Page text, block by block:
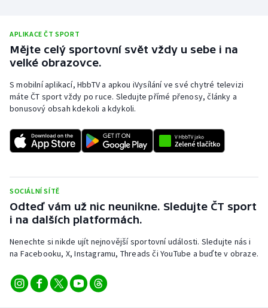
Rychlostní kanoistika
Short track
Sportovní střelba
Stolní tenis
Vodní slalom
Volejbal
Ostatní
APLIKACE ČT SPORT
Mějte celý sportovní svět vždy u sebe i na
velké obrazovce.
S mobilní aplikací, HbbTV a apkou iVysílání ve své chytré televizi
máte ČT sport vždy po ruce. Sledujte přímé přenosy, články a
bonusový obsah kdekoli a kdykoli.
SOCIÁLNÍ SÍTĚ
Odteď vám už nic neunikne. Sledujte ČT sport
i na dalších platformách.
Nenechte si nikde ujít nejnovější sportovní události. Sledujte nás i
na Facebooku, X, Instagramu, Threads či YouTube a buďte v obraze.